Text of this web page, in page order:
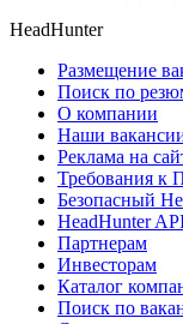
HeadHunter
Размещение
Поиск по
О компании
Наши
Реклама на
Требования к
Безопасный
HeadHunter
Партнерам
Инвесторам
Каталог
Поиск по